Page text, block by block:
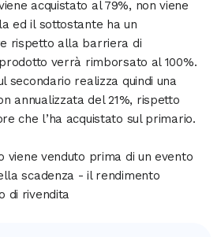
acquistato al 79%, non viene
ed il sottostante ha un
rispetto alla barriera di
verrà rimborsato al 100%.
secondario realizza quindi una
annualizzata del 21%, rispetto
che l’ha acquistato sul primario.
viene venduto prima di un evento
scadenza - il rendimento
di rivendita